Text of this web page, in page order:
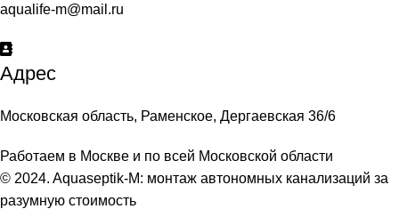
aqualife-m@mail.ru
Адрес
Московская область, Раменское, Дергаевская 36/6
Работаем в Москве и по всей Московской области
© 2024. Aquaseptik-M: монтаж автономных канализаций за
разумную стоимость